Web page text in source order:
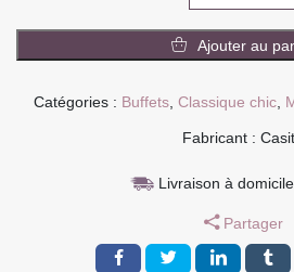
BAS
PORTES
TIROIRS
X
88
Ajouter au
Catégories : Buffets, Classique chic,
Fabricant :
Livraison à
Partager